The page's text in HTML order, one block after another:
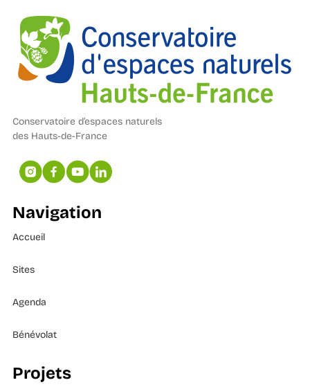
Conservatoire d’espaces naturels
des Hauts-de-France
Navigation
Accueil
Sites
Agenda
Bénévolat
Projets